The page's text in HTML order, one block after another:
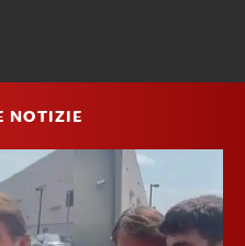
NOTIZIE